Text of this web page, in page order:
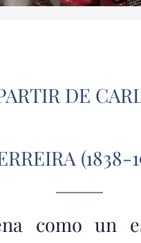
DE
(1838-
como un